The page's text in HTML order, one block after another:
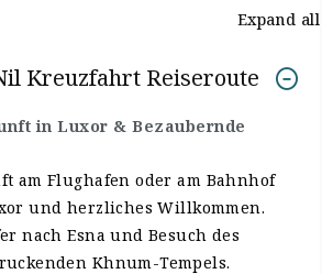
Expand all
Kreuzfahrt Reiseroute
in Luxor & Bezaubernde
am Flughafen oder am Bahnhof
und herzliches Willkommen.
nach Esna und Besuch des
Khnum-Tempels.